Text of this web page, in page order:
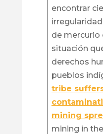
encontrar
de mercurio
situación
derechos
pueblos
tribe
mining
mining in